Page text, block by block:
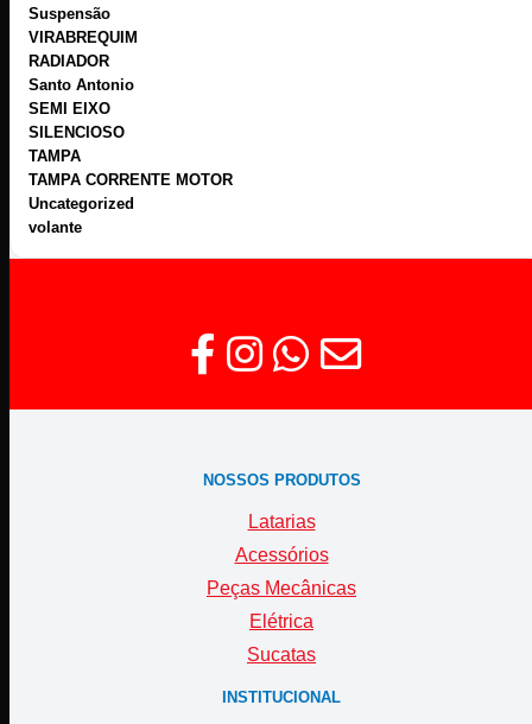
Suspensão
VIRABREQUIM
RADIADOR
Santo Antonio
SEMI EIXO
SILENCIOSO
TAMPA
TAMPA CORRENTE MOTOR
Uncategorized
volante
NOSSOS PRODUTOS
Latarias
Acessórios
Peças Mecânicas
Elétrica
Sucatas
INSTITUCIONAL